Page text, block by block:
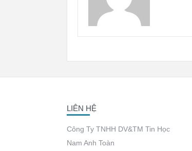
LIÊN HỆ
Công Ty TNHH DV&TM Tin Học
Nam Anh Toàn